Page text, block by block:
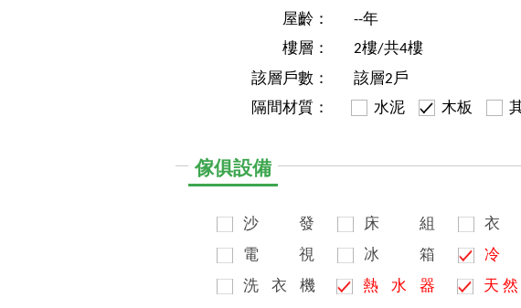
屋齡：
--年
樓層：
2樓/共4樓
該層戶數：
該層2戶
隔間材質：
水泥 木板
傢俱設備
沙
發
電
視
洗
衣
機
床
組
冰
箱
熱
水
器
衣
冷
天 然